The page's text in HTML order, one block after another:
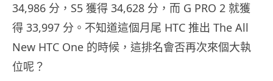
34,986 分，S5 獲得 34,628 分，而 G PRO 2 就獲
得 33,997 分。不知道這個月尾 HTC 推出 The All
New HTC One 的時候，這排名會否再次來個大執
位呢？